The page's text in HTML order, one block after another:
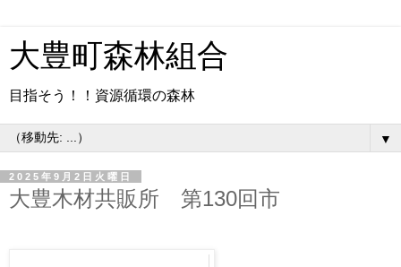
大豊町森林組合
目指そう！！資源循環の森林
▼
2025年9月2日火曜日
大豊木材共販所 第130回市